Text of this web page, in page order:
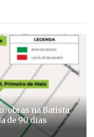
obras na Batista
de 90 dias